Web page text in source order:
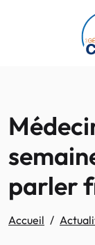
Passer au contenu
parler
Accueil